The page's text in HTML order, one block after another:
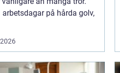
arbetsdagar på hårda golv,